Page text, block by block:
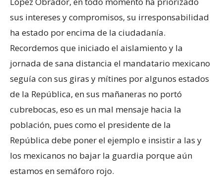
sus intereses y compromisos, su irresponsabilidad
ha estado por encima de la ciudadanía.
Recordemos que iniciado el aislamiento y la
jornada de sana distancia el mandatario mexicano
seguía con sus giras y mítines por algunos estados
de la República, en sus mañaneras no portó
cubrebocas, eso es un mal mensaje hacia la
población, pues como el presidente de la
República debe poner el ejemplo e insistir a las y
los mexicanos no bajar la guardia porque aún
estamos en semáforo rojo.